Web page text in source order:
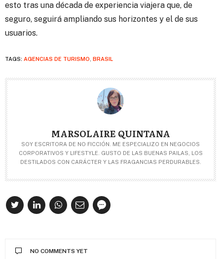
esto tras una década de experiencia viajera que, de
seguro, seguirá ampliando sus horizontes y el de sus
usuarios.
TAGS: AGENCIAS DE TURISMO BRASIL
MARSOLAIRE QUINTANA
SOY ESCRITORA DE NO FICCIÓN. ME ESPECIALIZO EN NEGOCIOS
CORPORATIVOS Y LIFESTYLE. GUSTO DE LAS BUENAS PAILAS, LOS
DESTILADOS CON CARÁCTER Y LAS FRAGANCIAS PERDURABLES.
NO COMMENTS YET